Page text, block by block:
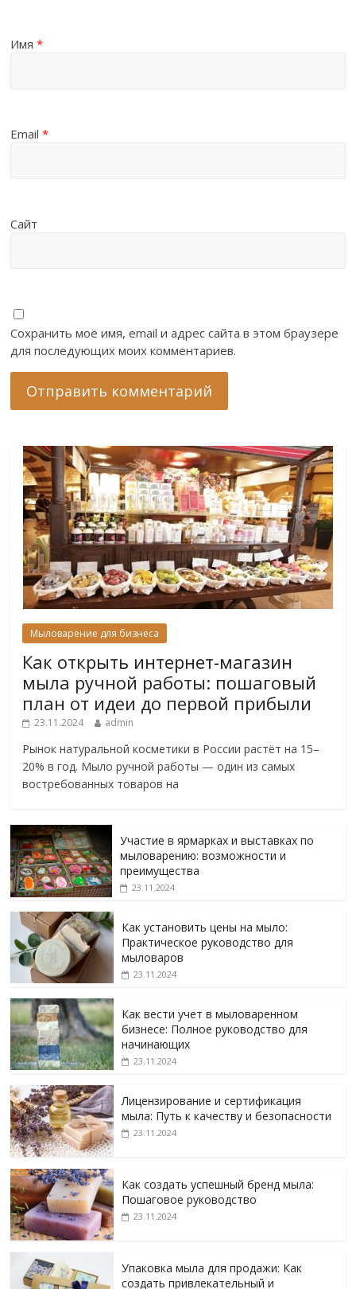
Имя*
Email*
Сайт
Сохранить моё имя, email и адрес сайта в этом браузере
для последующих моих комментариев.
Мыловарение для бизнеса
Как открыть интернет-магазин
мыла ручной работы: пошаговый
план от идеи до первой прибыли
23.11.2024 admin
Рынок натуральной косметики в России растёт на 15–
20% в год. Мыло ручной работы — один из самых
востребованных товаров на
Участие в ярмарках и выставках по
мыловарению: возможности и
преимущества
23.11.2024
Как установить цены на мыло:
Практическое руководство для
мыловаров
23.11.2024
Как вести учет в мыловаренном
бизнесе: Полное руководство для
начинающих
23.11.2024
Лицензирование и сертификация
мыла: Путь к качеству и безопасности
23.11.2024
Как создать успешный бренд мыла:
Пошаговое руководство
23.11.2024
Упаковка мыла для продажи: Как
создать привлекательный и